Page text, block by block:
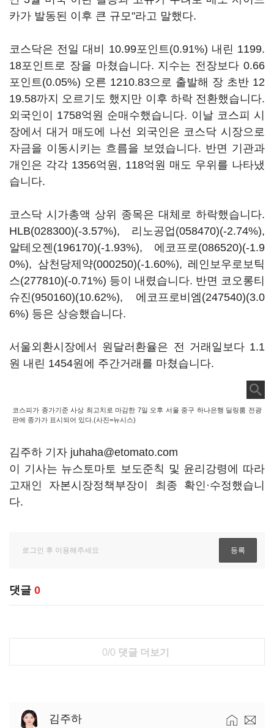
카가 발동된 이후 큰 규모"라고 말했다.
코스닥은 전일 대비 10.99포인트(0.91%) 내린 1199.
18포인트로 장을 마쳤습니다. 지수는 전장보다 0.66
포인트(0.05%) 오른 1210.83으로 출발해 장 초반 12
19.58까지 오르기도 했지만 이후 하락 전환했습니다.
외국인이 1758억원 순매수했습니다. 이날 코스피 시
장에서 대거 매도에 나선 외국인은 코스닥 시장으로
자금을 이동시키는 흐름을 보였습니다. 반면 기관과
개인은 각각 1356억원, 118억원 매도 우위를 나타냈
습니다.
코스닥 시가총액 상위 종목은 대체로 하락했습니다.
HLB(028300)(-3.57%), 리노공업(058470)(-2.74%),
알테오젠(196170)(-1.93%), 에코프로(086520)(-1.9
0%), 삼천당제약(000250)(-1.60%), 레인보우로보틱
스(277810)(-0.71%) 등이 내렸습니다. 반면 코오롱티
슈진(950160)(10.62%), 에코프로비엠(247540)(3.0
6%) 등은 상승했습니다.
서울외환시장에서 원달러환율은 전 거래일보다 1.1
원 내린 1454원에 주간거래를 마쳤습니다.
코스피가 종가기준 사상 최고치로 마감한 7일 오후 서울 중구 하나은행 딜링룸 전광
판에 종가가 표시되어 있다.(사진=뉴시스)
김주하 기자 juhaha@etomato.com
이 기사는 뉴스토마토 보도준칙 및 윤리강령에 따라
고재인 자본시장정책부장이 최종 확인·수정했습니
다.
댓글 0
0/0 댓글 더보기
김주하